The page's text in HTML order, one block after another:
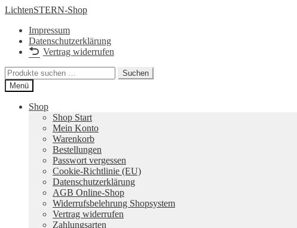
Zur
springen
Zum
springen
LichtenSTERN-Shop
Impressum
Datenschutzerklärung
Vertrag widerrufen
Suchen
nach:
Suchen
Menü
Shop
Shop Start
Mein Konto
Warenkorb
Bestellungen
Passwort vergessen
Cookie-Richtlinie (EU)
Datenschutzerklärung
AGB Online-Shop
Widerrufsbelehrung Shopsystem
Vertrag widerrufen
Zahlungsarten